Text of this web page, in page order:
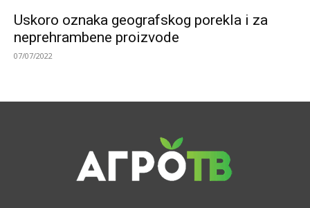
Uskoro oznaka geografskog porekla i za
neprehrambene proizvode
07/07/2022